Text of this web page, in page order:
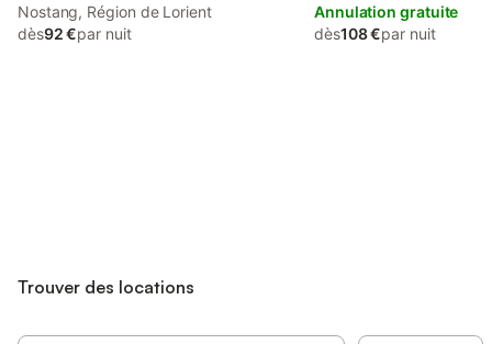
Nostang, Région de Lorient
dès92 €par nuit
Annulation gratuite
dès108 €par nuit
Trouver des locations